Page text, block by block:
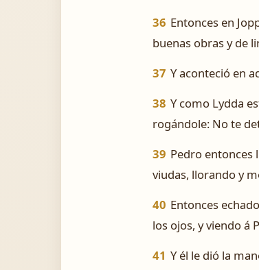
36 Entonces en
buenas obras y de
37 Y aconteció en
38 Y como Lydda
rogándole: No te
39 Pedro entonces
viudas, llorando y
40 Entonces
los ojos, y viendo á
41 Y él le dió la